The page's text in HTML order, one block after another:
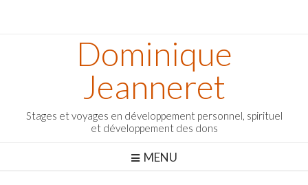
Dominique
Jeanneret
Stages et voyages en développement personnel, spirituel
et développement des dons
MENU